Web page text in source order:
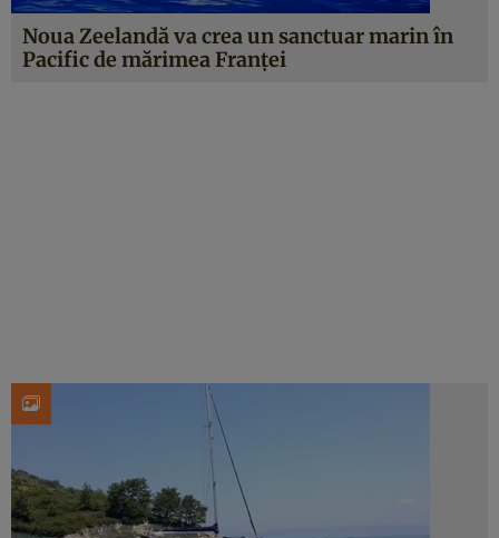
Noua Zeelandă va crea un sanctuar marin în
Pacific de mărimea Franţei